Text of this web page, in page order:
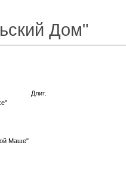
Дом"
Длит.
Маше"